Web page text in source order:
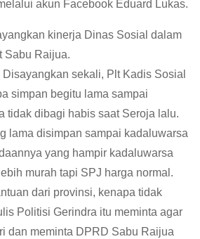
akun Facebook Eduard Lukas.
kinerja Dinas Sosial dalam
Sabu Raijua.
Disayangkan sekali, Plt Kadis Sosial
simpan begitu lama sampai
tidak dibagi habis saat Seroja lalu.
lama disimpan sampai kadaluwarsa
yang hampir kadaluwarsa
murah tapi SPJ harga normal.
dari provinsi, kenapa tidak
Politisi Gerindra itu meminta agar
dan meminta DPRD Sabu Raijua